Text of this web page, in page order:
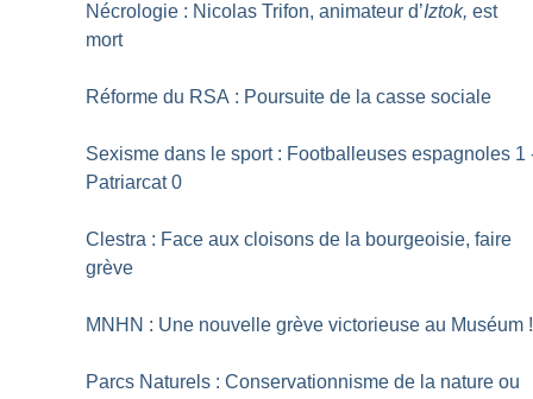
Nécrologie : Nicolas Trifon, animateur d’Iztok, est
mort
Réforme du RSA : Poursuite de la casse sociale
Sexisme dans le sport : Footballeuses espagnoles 1
Patriarcat 0
Clestra : Face aux cloisons de la bourgeoisie, faire
grève
MNHN : Une nouvelle grève victorieuse au Muséum !
Parcs Naturels : Conservationnisme de la nature ou